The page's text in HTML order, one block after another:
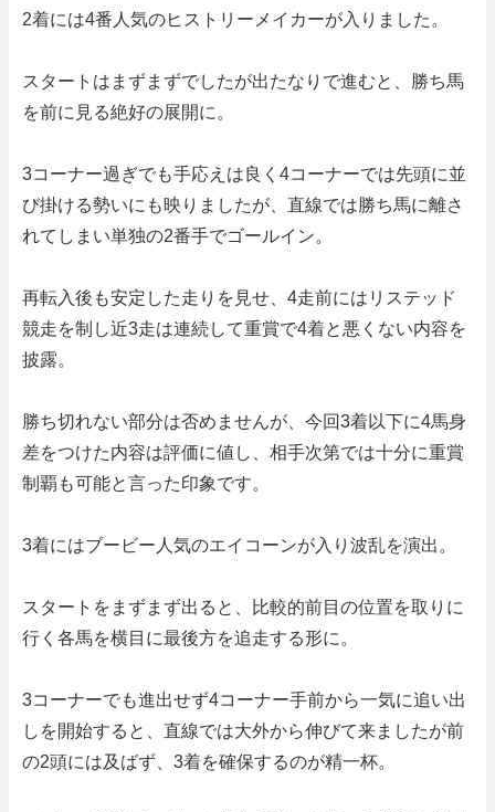
2着には4番人気のヒストリーメイカーが入りました。
スタートはまずまずでしたが出たなりで進むと、勝ち馬
を前に見る絶好の展開に。
3コーナー過ぎでも手応えは良く4コーナーでは先頭に並
び掛ける勢いにも映りましたが、直線では勝ち馬に離さ
れてしまい単独の2番手でゴールイン。
再転入後も安定した走りを見せ、4走前にはリステッド
競走を制し近3走は連続して重賞で4着と悪くない内容を
披露。
勝ち切れない部分は否めませんが、今回3着以下に4馬身
差をつけた内容は評価に値し、相手次第では十分に重賞
制覇も可能と言った印象です。
3着にはブービー人気のエイコーンが入り波乱を演出。
スタートをまずまず出ると、比較的前目の位置を取りに
行く各馬を横目に最後方を追走する形に。
3コーナーでも進出せず4コーナー手前から一気に追い出
しを開始すると、直線では大外から伸びて来ましたが前
の2頭には及ばず、3着を確保するのが精一杯。